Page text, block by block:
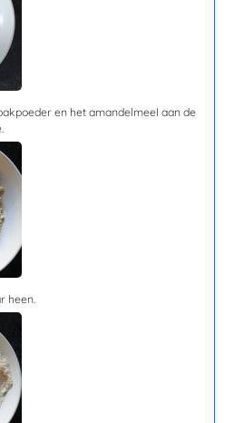
en het amandelmeel aan de
heen.